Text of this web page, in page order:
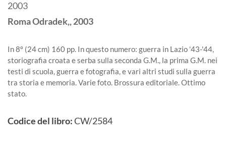
2003
RomaOdradek,,2003
In 8º (24 cm) 160 pp. In questo numero: guerra in Lazio '43-'44,
storiografia croata e serba sulla seconda G.M., la prima G.M. nei
testi di scuola, guerra e fotografia, e vari altri studi sulla guerra
tra storia e memoria. Varie foto. Brossura editoriale. Ottimo
stato.
Codice del libro:CW/2584